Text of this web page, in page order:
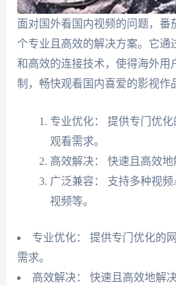
面对国外看国内视频的问题，番
个专业且高效的解决方案。它通
和高效的连接技术，使得海外用
制，畅快观看国内喜爱的影视作
专业优化： 提供专门优
观看需求。
高效解决： 快速且高效地
广泛兼容： 支持多种视
视频等。
专业优化： 提供专门优化的
需求。
高效解决： 快速且高效地解